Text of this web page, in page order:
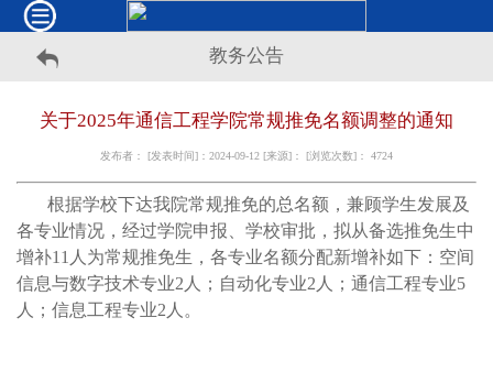
教务公告
关于2025年通信工程学院常规推免名额调整的通知
发布者： [发表时间]：2024-09-12 [来源]： [浏览次数]： 4724
根据学校下达我院常规推免的总名额，兼顾学生发展及
各专业情况，经过学院申报、学校审批，拟从备选推免生中
增补11人为常规推免生，各专业名额分配新增补如下：空间
信息与数字技术专业2人；自动化专业2人；通信工程专业5
人；信息工程专业2人。